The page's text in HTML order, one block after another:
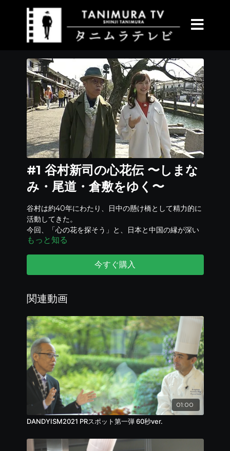
#1 谷村新司の心花伝 〜しまな
み・尾道・倉敷をゆく〜
谷村は約40年にわたり、日中の懸け橋として精力的に
活動してきた。
今回、「心の花を探そう」と、日本と中国の縁が深い
場所である瀬戸内を訪れ、平和への願いを込めて作品
って30年」と話す尾道ラーメン店・店主の熱い思いに
耳を傾ける。
もっと知る
今すぐ購入
関連動画
01:00
DANDYISM2021 PRスポット第一弾 60秒ver.